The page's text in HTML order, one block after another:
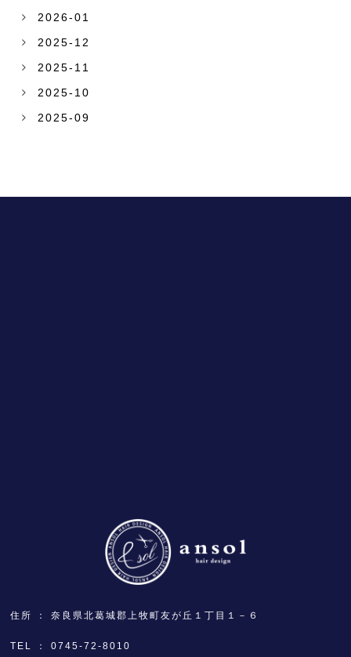
2026-01
2025-12
2025-11
2025-10
2025-09
住所 奈良県北葛城郡上牧町友が丘１丁目１－６
TEL 0745-72-8010